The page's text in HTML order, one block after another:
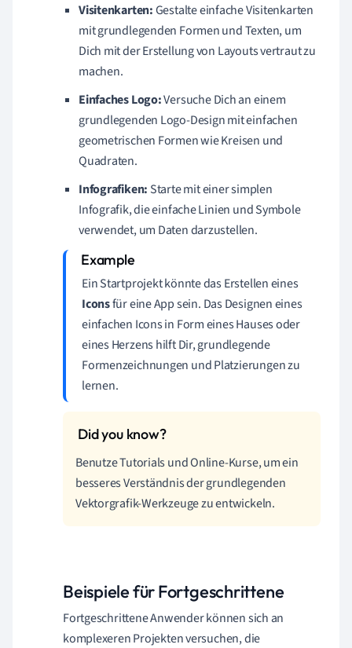
Visitenkarten:Gestalte einfache Visitenkarten
mit grundlegenden Formen und Texten, um
Dich mit der Erstellung von Layouts vertraut zu
machen.
Einfaches Logo:Versuche Dich an einem
grundlegenden Logo-Design mit einfachen
geometrischen Formen wie Kreisen und
Quadraten.
Infografiken: Starte mit einer simplen
Infografik, die einfache Linien und Symbole
verwendet, um Daten darzustellen.
Ein Startprojekt könnte das Erstellen eines
Iconsfür eine App sein. Das Designen eines
einfachen Icons in Form eines Hauses oder
eines Herzens hilft Dir, grundlegende
Formenzeichnungen und Platzierungen zu
lernen.
Benutze Tutorials und Online-Kurse, um ein
besseres Verständnis der grundlegenden
Vektorgrafik-Werkzeuge zu entwickeln.
Beispiele für Fortgeschrittene
Fortgeschrittene Anwender können sich an
komplexeren Projekten versuchen, die